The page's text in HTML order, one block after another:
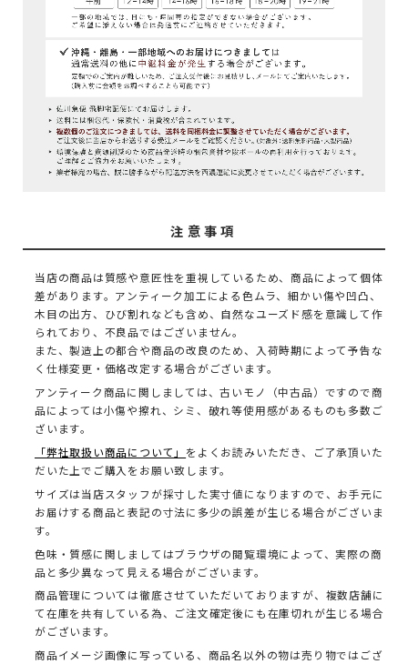
注意事項
当店の商品は質感や意匠性を重視しているため、商品によって個体
差があります。アンティーク加工による色ムラ、細かい傷や凹凸、
木目の出方、ひび割れなども含め、自然なユーズド感を意識して作
られており、不良品ではございません。
また、製造上の都合や商品の改良のため、入荷時期によって予告な
く仕様変更・価格改定する場合がございます。
アンティーク商品に関しましては、古いモノ（中古品）ですので商
品によっては小傷や擦れ、シミ、破れ等使用感があるものも多数ご
ざいます。
「弊社取扱い商品について」 をよくお読みいただき、ご了承頂いた
だいた上でご購入をお願い致します。
サイズは当店スタッフが採寸した実寸値になりますので、お手元に
お届けする商品と表記の寸法に多少の誤差が生じる場合がございま
す。
色味・質感に関しましてはブラウザの閲覧環境によって、実際の商
品と多少異なって見える場合がございます。
商品管理については徹底させていただいておりますが、複数店舗に
て在庫を共有している為、ご注文確定後にも在庫切れが生じる場合
がございます。
商品イメージ画像に写っている、商品名以外の物は売り物ではござ